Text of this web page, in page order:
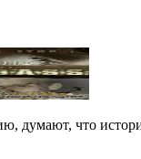
думают, что